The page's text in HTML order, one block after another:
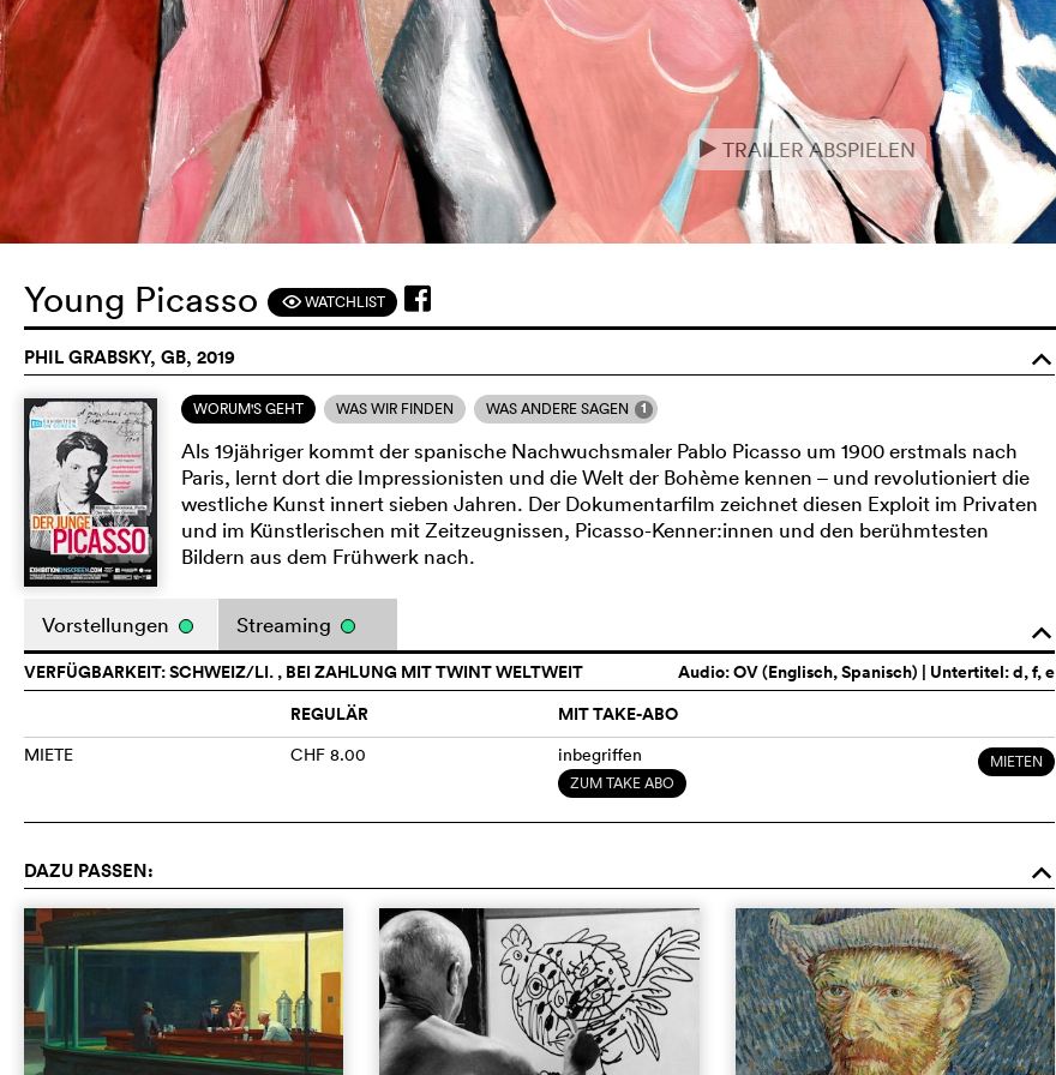
e TRAILER ABSPIELEN
Young Picasso FWATCHLIST
PHIL GRABSKY, GB, 2019 o
WORUM'S GEHT WAS WIR FINDEN WAS ANDERE SAGEN 1
Als 19jähriger kommt der spanische Nachwuchsmaler Pablo Picasso um 1900 erstmals nach
Paris, lernt dort die Impressionisten und die Welt der Bohème kennen – und revolutioniert die
westliche Kunst innert sieben Jahren. Der Dokumentarfilm zeichnet diesen Exploit im Privaten
und im Künstlerischen mit Zeitzeugnissen, Picasso-Kenner:innen und den berühmtesten
Bildern aus dem Frühwerk nach.
o
Vorstellungen Streaming
Audio:OV (Englisch, Spanisch) | Untertitel: d, f, e
VERFÜGBARKEIT: SCHWEIZ/LI. , BEI ZAHLUNG MIT TWINT WELTWEIT
REGULÄR
MIT TAKE-ABO
MIETE CHF 8.00 inbegriffen
ZUM TAKE ABO
MIETEN
DAZU PASSEN: o